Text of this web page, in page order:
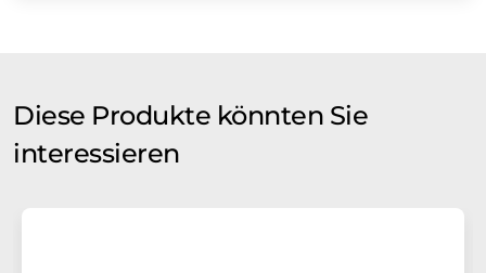
Diese Produkte könnten Sie
interessieren